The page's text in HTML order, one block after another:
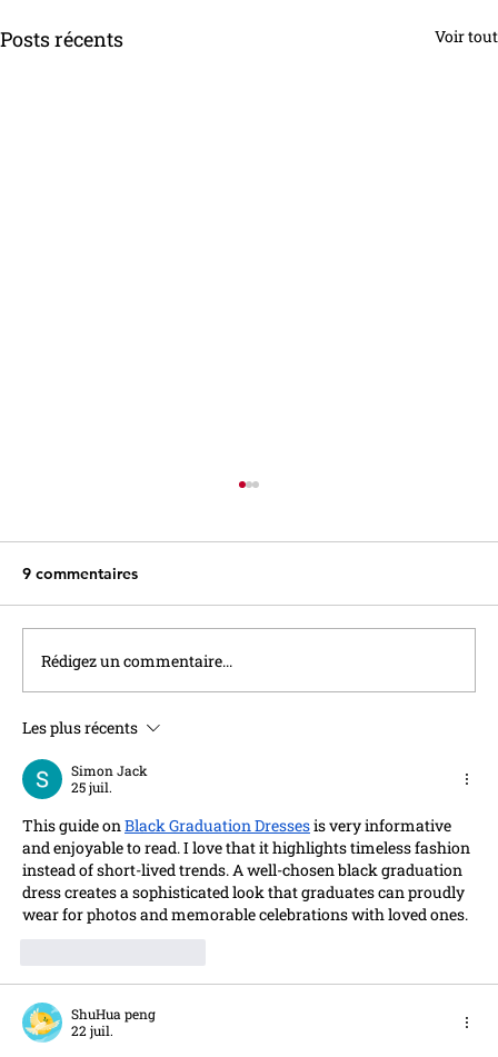
Posts récents Voir tout
au 1er Août
9 commentaires
Rédigez un commentaire...
Les plus récents
Simon Jack
25 juil.
This guide on Black Graduation Dresses is very informative
and enjoyable to read. I love that it highlights timeless fashion
instead of short-lived trends. A well-chosen black graduation
dress creates a sophisticated look that graduates can proudly
wear for photos and memorable celebrations with loved ones.
ShuHua peng
22 juil.